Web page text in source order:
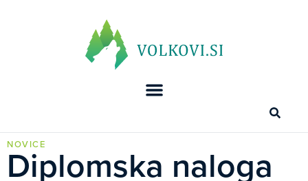
NOVICE
Diplomska naloga